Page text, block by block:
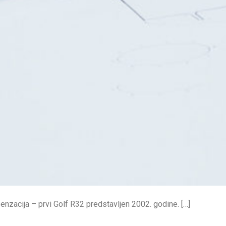
– prvi Golf R32 predstavljen 2002. godine. […]